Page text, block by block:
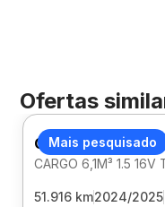
Ofertas
Mais pesquisado
CITROEN JUMPY
CARGO 6,1M³ 1.5 16V
51.916 km2024/2025